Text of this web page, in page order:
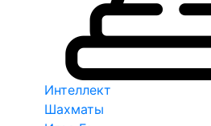
Интеллект
Шахматы